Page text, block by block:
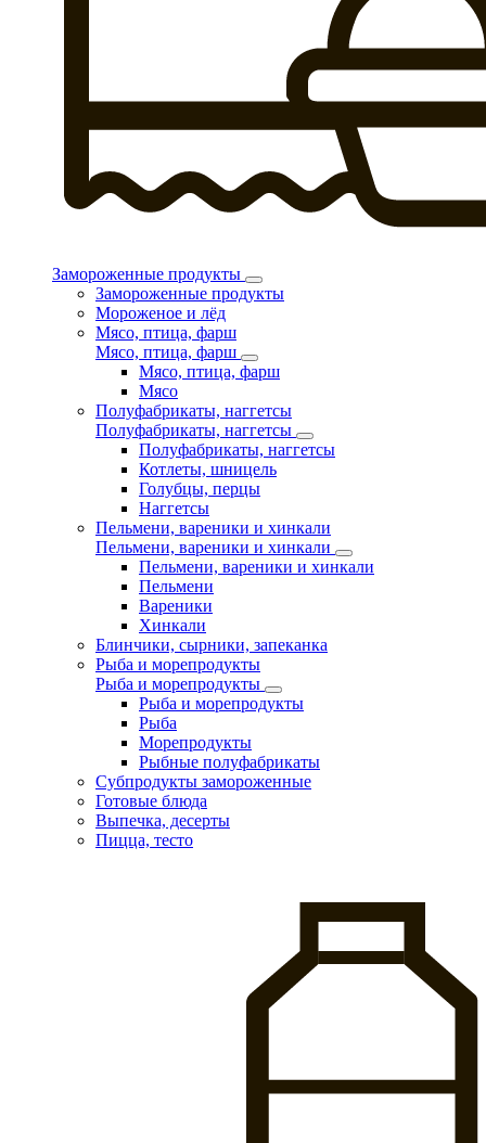
Замороженные продукты
Замороженные продукты
Мороженое и лёд
Мясо, птица, фарш
Мясо, птица, фарш
Мясо, птица, фарш
Мясо
Полуфабрикаты, наггетсы
Полуфабрикаты, наггетсы
Полуфабрикаты, наггетсы
Котлеты, шницель
Голубцы, перцы
Наггетсы
Пельмени, вареники и хинкали
Пельмени, вареники и хинкали
Пельмени, вареники и хинкали
Пельмени
Вареники
Хинкали
Блинчики, сырники, запеканка
Рыба и морепродукты
Рыба и морепродукты
Рыба и морепродукты
Рыба
Морепродукты
Рыбные полуфабрикаты
Субпродукты замороженные
Готовые блюда
Выпечка, десерты
Пицца, тесто